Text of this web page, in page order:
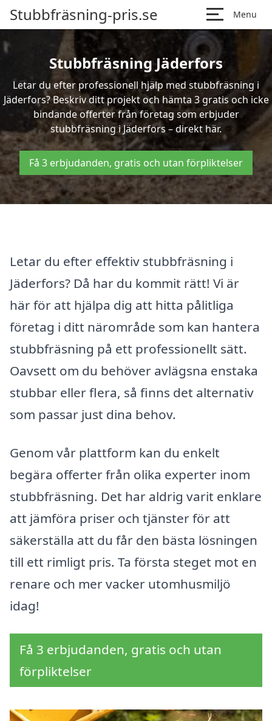
Stubbfräsning-pris.se Menu
Stubbfräsning Jäderfors
Letar du efter professionell hjälp med stubbfräsning i
Jäderfors? Beskriv ditt projekt och hämta 3 gratis och icke
bindande offerter från företag som erbjuder
stubbfräsning i Jäderfors – direkt här.
Få 3 erbjudanden, gratis och utan förpliktelser
Letar du efter effektiv stubbfräsning i
Jäderfors? Då har du kommit rätt! Vi är
här för att hjälpa dig att hitta pålitliga
företag i ditt närområde som kan hantera
stubbfräsning på ett professionellt sätt.
Oavsett om du behöver avlägsna enstaka
stubbar eller flera, så finns det alternativ
som passar just dina behov.
Genom vår plattform kan du enkelt
begära offerter från olika experter inom
stubbfräsning. Det har aldrig varit enklare
att jämföra priser och tjänster för att
säkerställa att du får den bästa lösningen
till ett rimligt pris. Ta första steget mot en
renare och mer vacker utomhusmiljö
idag!
Få 3 erbjudanden, gratis och utan
förpliktelser